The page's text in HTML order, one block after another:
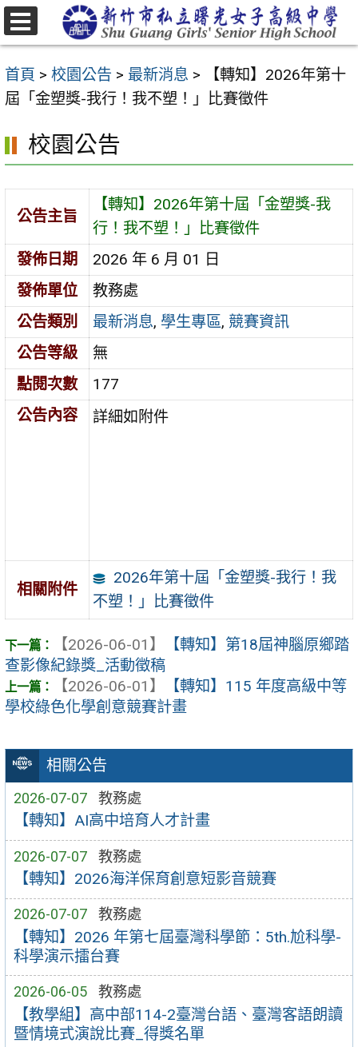
跳
至
要
內
區
首頁 > 校園公告 > 最新消息 >
【轉知】2026年第十
屆「金塑獎-我行！我不塑！」比賽徵件
相關公告
2026-07-07 教務處
【轉知】AI高中培育人才計畫
2026-07-07 教務處
【轉知】2026海洋保育創意短影音競賽
2026-07-07 教務處
【轉知】2026 年第七屆臺灣科學節：5th.尬科學-
科學演示擂台賽
2026-06-05 教務處
【教學組】高中部114-2臺灣台語、臺灣客語朗讀
暨情境式演說比賽_得獎名單
校園公告
公告主旨
【轉知】2026年第十屆「金塑獎-我
行！我不塑！」比賽徵件
發佈日期
2026 年 6 月 01 日
發佈單位
教務處
公告類別
最新消息, 學生專區, 競賽資訊
公告等級
無
點閱次數
177
公告內容
詳細如附件
相關附件
2026年第十屆「金塑獎-我行！我
不塑！」比賽徵件
【2026-06-01】
【轉知】第18屆神腦原鄉踏
查影像紀錄獎_活動徵稿
【2026-06-01】
【轉知】115 年度高級中等
學校綠色化學創意競賽計畫
選
單